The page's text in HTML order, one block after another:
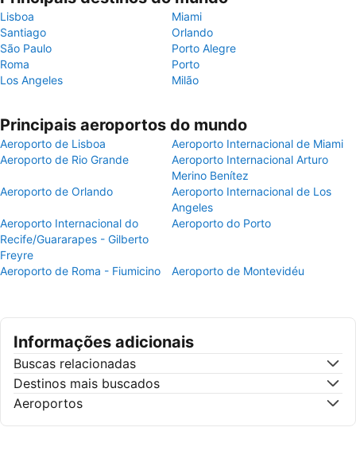
Lisboa
Miami
Santiago
Orlando
São Paulo
Porto Alegre
Roma
Porto
Los Angeles
Milão
Principais aeroportos do mundo
Aeroporto de Lisboa
Aeroporto Internacional de Miami
Aeroporto de Rio Grande
Aeroporto Internacional Arturo
Merino Benítez
Aeroporto de Orlando
Aeroporto Internacional de Los
Angeles
Aeroporto Internacional do
Recife/Guararapes - Gilberto
Freyre
Aeroporto do Porto
Aeroporto de Roma - Fiumicino Aeroporto de Montevidéu
Informações adicionais
Buscas relacionadas
Destinos mais buscados
Aeroportos